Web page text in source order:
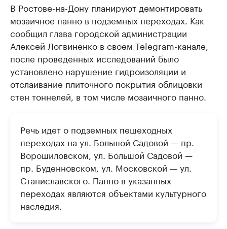
В Ростове-на-Дону планируют демонтировать
мозаичное панно в подземных переходах. Как
сообщил глава городской администрации
Алексей Логвиненко в своем Telegram-канале,
после проведенных исследований было
установлено нарушение гидроизоляции и
отслаивание плиточного покрытия облицовки
стен тоннелей, в том числе мозаичного панно.
Речь идет о подземных пешеходных
переходах на ул. Большой Садовой — пр.
Ворошиловском, ул. Большой Садовой —
пр. Буденновском, ул. Московской — ул.
Станиславского. Панно в указанных
переходах являются объектами культурного
наследия.